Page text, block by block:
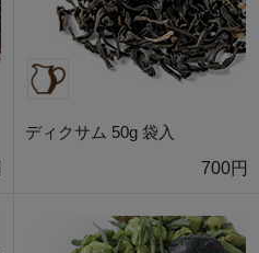
ディクサム 50g 袋入
700円